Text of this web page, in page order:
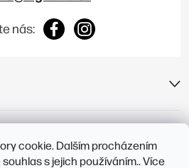
cookie. Dalším procházením
s jejich používáním.. Více
nás: